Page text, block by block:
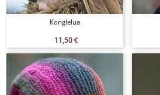
Konglelua
11,50 €